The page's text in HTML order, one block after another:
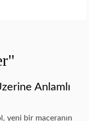
Anlamlı
yeni bir maceranın